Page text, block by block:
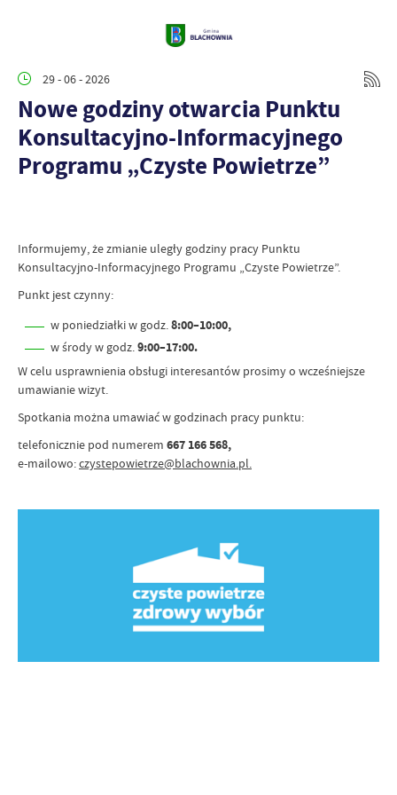
29 - 06 - 2026
Nowe godziny otwarcia Punktu
Konsultacyjno-Informacyjnego
Programu „Czyste Powietrze”
Informujemy, że zmianie uległy godziny pracy Punktu
Konsultacyjno-Informacyjnego Programu „Czyste Powietrze”.
Punkt jest czynny:
w poniedziałki w godz.8:00–10:00,
w środy w godz.9:00–17:00.
W celu usprawnienia obsługi interesantów prosimy o wcześniejsze
umawianie wizyt.
Spotkania można umawiać w godzinach pracy punktu:
telefonicznie pod numerem 667 166 568,
e-mailowo:czystepowietrze@blachownia.pl.